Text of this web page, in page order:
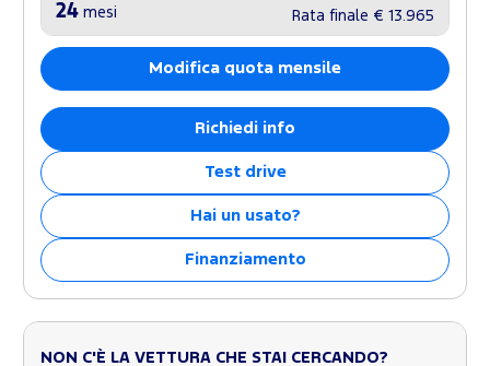
24 mesi
Rata finale € 13.965
Modifica quota mensile
Richiedi info
Test drive
Hai un usato?
Finanziamento
NON C'È LA VETTURA CHE STAI CERCANDO?